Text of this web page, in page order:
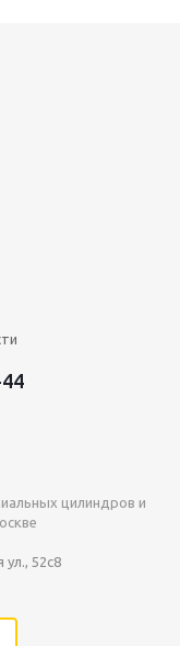
цилиндров и
52с8